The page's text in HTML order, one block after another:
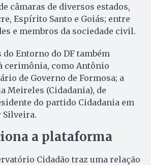
câmaras de diversos estados,
Espírito Santo e Goiás; entre
e membros da sociedade civil.
Entorno do DF também
cerimônia, como Antônio
de Governo de Formosa; a
Meireles (Cidadania), de
do partido Cidadania em
Silveira.
a plataforma
Cidadão traz uma relação